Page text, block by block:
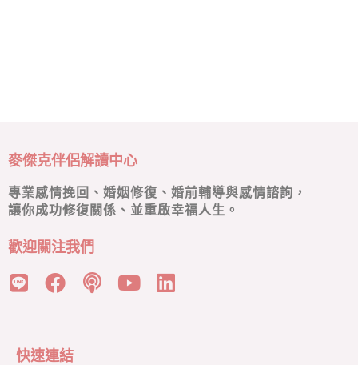
麥傑克伴侶解讀中心
專業感情挽回、婚姻修復、婚前輔導與感情諮詢，
讓你成功修復關係、並重啟幸福人生。
歡迎關注我們
快速連結